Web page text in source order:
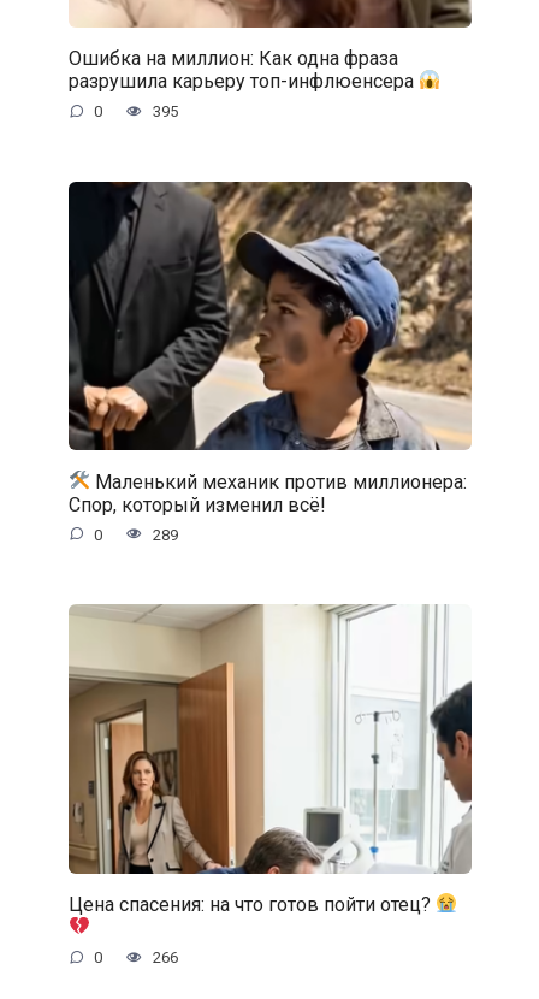
Ошибка на миллион: Как одна фраза
разрушила карьеру топ-инфлюенсера
0 395
Маленький механик против миллионера:
Спор, который изменил всё!
0 289
Цена спасения: на что готов пойти отец?
0 266